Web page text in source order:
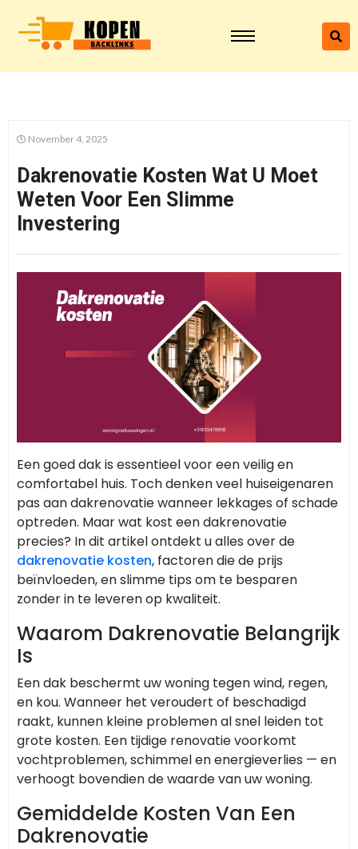
November 4, 2025
Dakrenovatie Kosten Wat U Moet
Weten Voor Een Slimme
Investering
Een goed dak is essentieel voor een veilig en
comfortabel huis. Toch denken veel huiseigenaren
pas aan dakrenovatie wanneer lekkages of schade
optreden. Maar wat kost een dakrenovatie
precies? In dit artikel ontdekt u alles over de
dakrenovatie kosten, factoren die de prijs
beïnvloeden, en slimme tips om te besparen
zonder in te leveren op kwaliteit.
Waarom Dakrenovatie Belangrijk
Is
Een dak beschermt uw woning tegen wind, regen,
en kou. Wanneer het veroudert of beschadigd
raakt, kunnen kleine problemen al snel leiden tot
grote kosten. Een tijdige renovatie voorkomt
vochtproblemen, schimmel en energieverlies — en
verhoogt bovendien de waarde van uw woning.
Gemiddelde Kosten Van Een
Dakrenovatie